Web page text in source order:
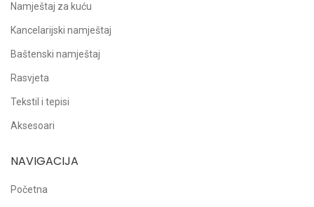
Namještaj za kuću
Kancelarijski namještaj
Baštenski namještaj
Rasvjeta
Tekstil i tepisi
Aksesoari
NAVIGACIJA
Početna